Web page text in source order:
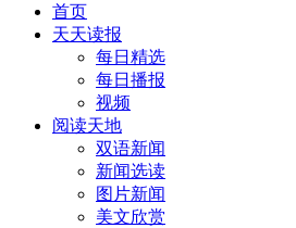
首页
天天读报
每日精选
每日播报
视频
阅读天地
双语新闻
新闻选读
图片新闻
美文欣赏